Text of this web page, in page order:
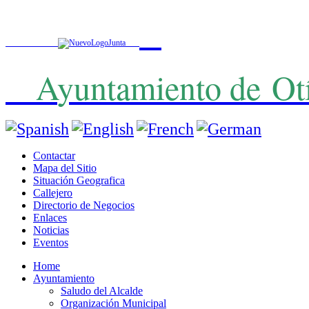
Ayuntamiento de
Contactar
Mapa del Sitio
Situación Geografica
Callejero
Directorio de Negocios
Enlaces
Noticias
Eventos
Home
Ayuntamiento
Saludo del Alcalde
Organización Municipal